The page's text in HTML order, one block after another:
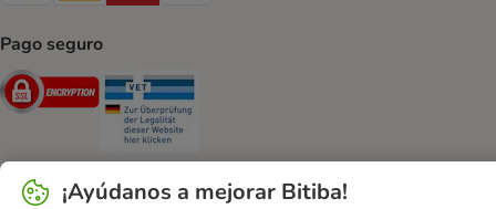
Pago seguro
Security
¡Ayúdanos a mejorar Bitiba!